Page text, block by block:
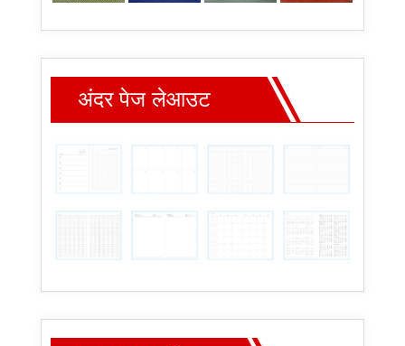
अंदर पेज लेआउट